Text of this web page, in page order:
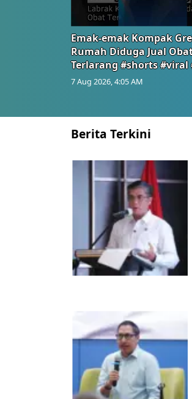
Emak-emak Kompak
Rumah Diduga Jual
Terlarang #shorts #viral
7 Aug 2026, 4:05 AM
Berita Terkini